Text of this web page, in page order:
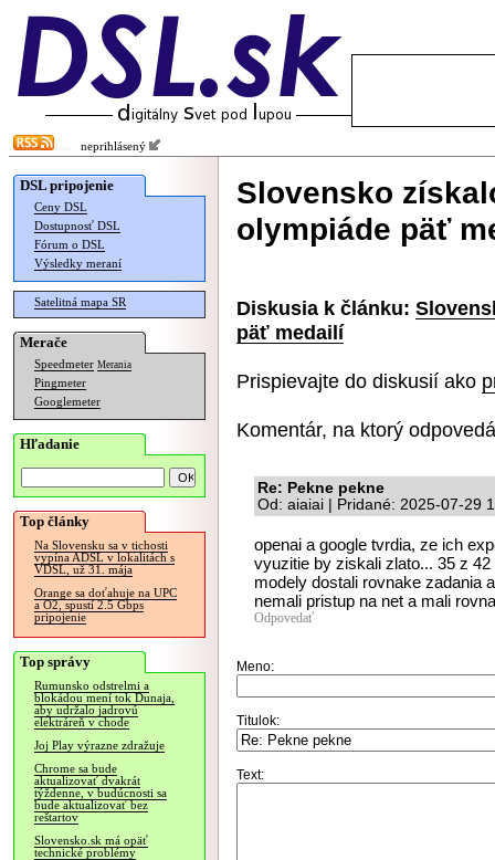
neprihlásený
DSL pripojenie
Ceny DSL
Dostupnosť DSL
Fórum o DSL
Výsledky meraní
Satelitná mapa SR
Merače
Speedmeter Merania
Pingmeter
Googlemeter
Hľadanie
Top články
Na Slovensku sa v tichosti
vypína ADSL v lokalitách s
VDSL, už 31. mája
Orange sa doťahuje na UPC
a O2, spustí 2.5 Gbps
pripojenie
Top správy
Rumunsko odstrelmi a
blokádou mení tok Dunaja,
aby udržalo jadrovú
elektráreň v chode
Joj Play výrazne zdražuje
Chrome sa bude
aktualizovať dvakrát
týždenne, v budúcnosti sa
bude aktualizovať bez
reštartov
Slovensko.sk má opäť
technické problémy
Slovensko
olympiáde päť
Diskusia k článku:
päť medailí
Prispievajte do diskusií ako
Komentár, na ktorý
Re: Pekne pekne
Od: aiaiai | Pridané: 2025-07-29
openai a google tvrdia, ze ich
vyuzitie by ziskali zlato... 35 z
modely dostali rovnake zadania
nemali pristup na net a mali
Odpovedať
Meno:
Titulok:
Text: